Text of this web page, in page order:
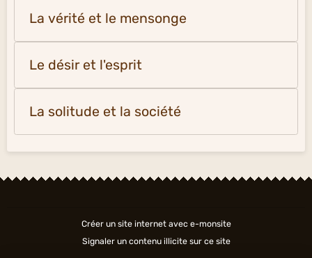
La vérité et le mensonge
Le désir et l'esprit
La solitude et la société
Créer un site internet avec e-monsite
Signaler un contenu illicite sur ce site